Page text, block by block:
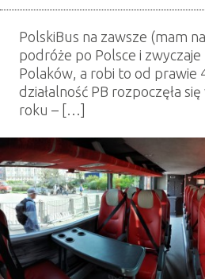
PolskiBus na zawsze (mam
podróże po Polsce i
Polaków, a robi to od prawie
działalność PB rozpoczęła
roku – […]